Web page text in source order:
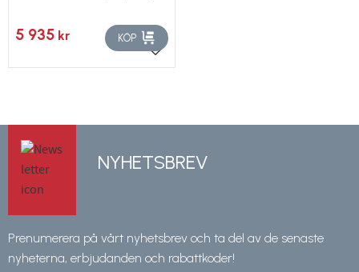
5 935 kr
Lägg till i favoriter
KÖP
NYHETSBREV
Prenumerera på vårt nyhetsbrev och ta del av de senaste
nyheterna, erbjudanden och rabattkoder!